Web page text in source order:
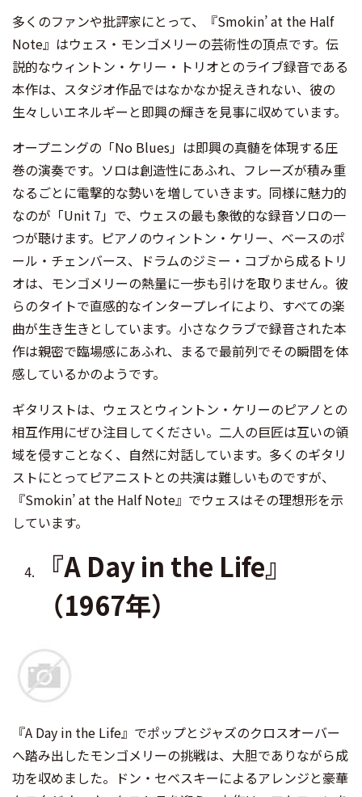
多くのファンや批評家にとって、『Smokin’ at the Half
Note』はウェス・モンゴメリーの芸術性の頂点です。伝
説的なウィントン・ケリー・トリオとのライブ録音である
本作は、スタジオ作品ではなかなか捉えきれない、彼の
生々しいエネルギーと即興の輝きを見事に収めています。
オープニングの「No Blues」は即興の真髄を体現する圧
巻の演奏です。ソロは創造性にあふれ、フレーズが積み重
なるごとに電撃的な勢いを増していきます。同様に魅力的
なのが「Unit 7」で、ウェスの最も象徴的な録音ソロの一
つが聴けます。ピアノのウィントン・ケリー、ベースのポ
ール・チェンバース、ドラムのジミー・コブから成るトリ
オは、モンゴメリーの熱量に一歩も引けを取りません。彼
らのタイトで直感的なインタープレイにより、すべての楽
曲が生き生きとしています。小さなクラブで録音された本
作は親密で臨場感にあふれ、まるで最前列でその瞬間を体
感しているかのようです。
ギタリストは、ウェスとウィントン・ケリーのピアノとの
相互作用にぜひ注目してください。二人の巨匠は互いの領
域を侵すことなく、自然に対話しています。多くのギタリ
ストにとってピアニストとの共演は難しいものですが、
『Smokin’ at the Half Note』でウェスはその理想形を示
しています。
『A Day in the Life』
（1967年）
『A Day in the Life』でポップとジャズのクロスオーバー
へ踏み出したモンゴメリーの挑戦は、大胆でありながら成
功を収めました。ドン・セベスキーによるアレンジと豪華